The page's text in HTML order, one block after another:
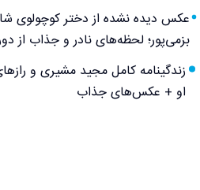
عکس دیده نشده از دختر کوچولوی
بزمی‌پور؛ لحظه‌های نادر و جذاب از
زندگینامه کامل مجید مشیری و
او + عکس‌های جذاب